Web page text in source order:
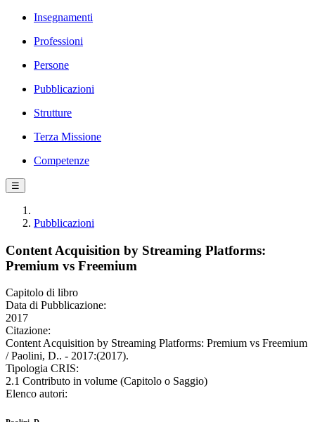
Insegnamenti
Professioni
Persone
Pubblicazioni
Strutture
Terza Missione
Competenze
☰
Pubblicazioni
Content Acquisition by Streaming Platforms:
Premium vs Freemium
Capitolo di libro
Data di Pubblicazione:
2017
Citazione:
Content Acquisition by Streaming Platforms: Premium vs Freemium
/ Paolini, D.. - 2017:(2017).
Tipologia CRIS:
2.1 Contributo in volume (Capitolo o Saggio)
Elenco autori: